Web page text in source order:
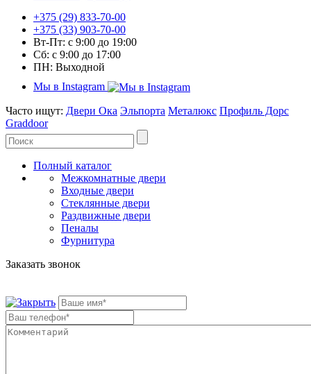
+375 (29) 833-70-00
+375 (33) 903-70-00
Вт-Пт: с 9:00 до 19:00
Сб: с 9:00 до 17:00
ПН: Выходной
Мы в Instagram
Часто ищут: Двери Ока Эльпорта Металюкс Профиль Дорс
Graddoor
Полный каталог
Межкомнатные двери
Входные двери
Стеклянные двери
Раздвижные двери
Пеналы
Фурнитура
Заказать звонок